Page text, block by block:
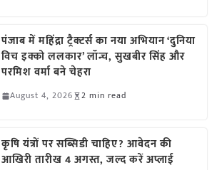
पंजाब में महिंद्रा ट्रैक्टर्स का नया अभियान ‘दुनिया
विच इक्को ललकार’ लॉन्च, सुखबीर सिंह और
परमिश वर्मा बने चेहरा
August 4, 2026 2 min read
कृषि यंत्रों पर सब्सिडी चाहिए? आवेदन की
आखिरी तारीख 4 अगस्त, जल्द करें अप्लाई